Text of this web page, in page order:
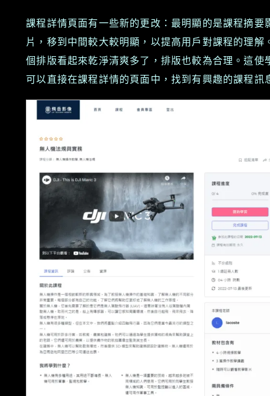
課程詳情頁面有一些新的更改：最明顯的是課程摘要
片，移到中間較大較明顯，以提高用戶對課程的理解
個排版看起來乾淨清爽多了，排版也較為合理。這使
可以直接在課程詳情的頁面中，找到有興趣的課程訊